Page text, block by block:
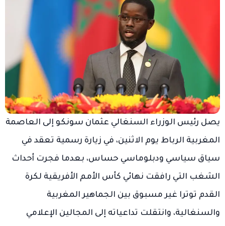
يصل رئيس الوزراء السنغالي عثمان سونكو إلى العاصمة
المغربية الرباط يوم الاثنين، في زيارة رسمية تعقد في
سياق سياسي ودبلوماسي حساس، بعدما فجرت أحداث
الشغب التي رافقت نهائي كأس الأمم الأفريقية لكرة
القدم توترا غير مسبوق بين الجماهير المغربية
والسنغالية، وانتقلت تداعياته إلى المجالين الإعلامي